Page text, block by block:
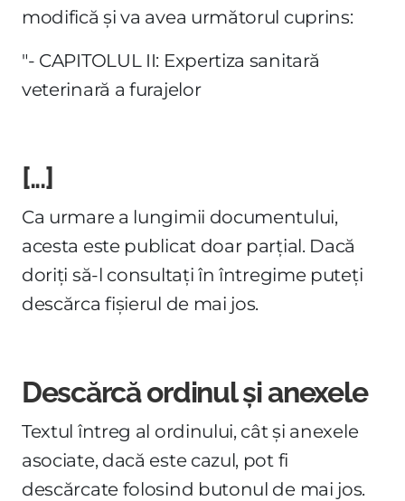
modifică şi va avea următorul cuprins:
"- CAPITOLUL II: Expertiza sanitară
veterinară a furajelor
[...]
Ca urmare a lungimii documentului,
acesta este publicat doar parțial. Dacă
doriți să-l consultați în întregime puteți
descărca fișierul de mai jos.
Descărcă ordinul și anexele
Textul întreg al ordinului, cât și anexele
asociate, dacă este cazul, pot fi
descărcate folosind butonul de mai jos.